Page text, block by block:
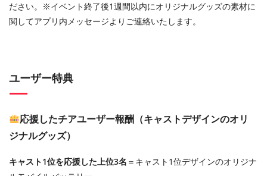
ださい。※イベント終了後1週間以内にオリジナルグッズの素材に
関してアプリ内メッセージよりご連絡いたします。
ユーザー特典
応援したチアユーザー報酬（キャストデザインのオリ
ジナルグッズ）
キャスト1位を応援した上位3名 ＝キャスト1位デザインのオリジナ